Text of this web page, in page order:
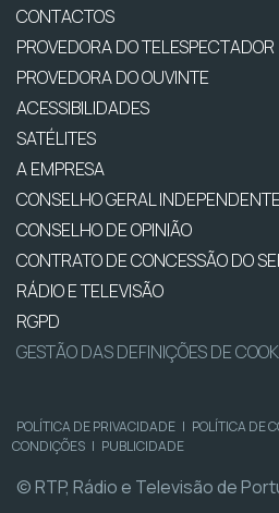
CONTACTOS
PROVEDORA DO TELESPECTADOR
PROVEDORA DO OUVINTE
ACESSIBILIDADES
SATÉLITES
A EMPRESA
CONSELHO GERAL
CONSELHO DE OPINIÃO
CONTRATO DE CONCESSÃO DO
RÁDIO E TELEVISÃO
RGPD
GESTÃO DAS DEFINIÇÕES DE
POLÍTICA DE PRIVACIDADE | POLÍTICA DE
CONDIÇÕES | PUBLICIDADE
© RTP, Rádio e Televisão de